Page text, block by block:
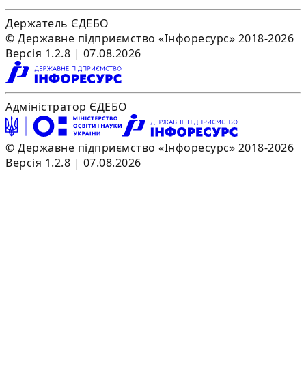
Держатель ЄДЕБО
© Державне підприємство «Інфоресурс» 2018-2026
Версія 1.2.8 | 07.08.2026
Адміністратор ЄДЕБО
© Державне підприємство «Інфоресурс» 2018-2026
Версія 1.2.8 | 07.08.2026